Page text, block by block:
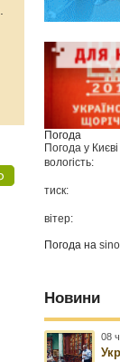
Погода
Погода у Києві
вологість:
тиск:
вітер:
Погода на
Новини
08